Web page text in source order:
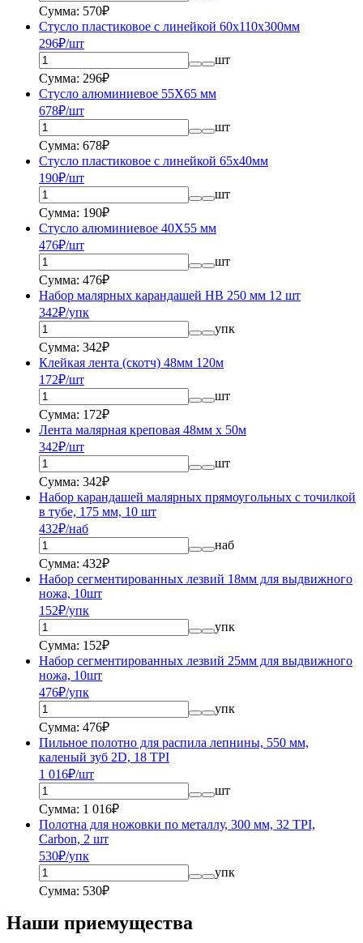
Сумма: 570₽
Стусло пластиковое с линейкой 60х110х300мм
296₽/шт
шт
Сумма: 296₽
Стусло алюминиевое 55Х65 мм
678₽/шт
шт
Сумма: 678₽
Стусло пластиковое с линейкой 65x40мм
190₽/шт
шт
Сумма: 190₽
Стусло алюминиевое 40Х55 мм
476₽/шт
шт
Сумма: 476₽
Набор малярных карандашей HB 250 мм 12 шт
342₽/упк
упк
Сумма: 342₽
Клейкая лента (скотч) 48мм 120м
172₽/шт
шт
Сумма: 172₽
Лента малярная креповая 48мм x 50м
342₽/шт
шт
Сумма: 342₽
Набор карандашей малярных прямоугольных с точилкой
в тубе, 175 мм, 10 шт
432₽/наб
наб
Сумма: 432₽
Набор сегментированных лезвий 18мм для выдвижного
ножа, 10шт
152₽/упк
упк
Сумма: 152₽
Набор сегментированных лезвий 25мм для выдвижного
ножа, 10шт
476₽/упк
упк
Сумма: 476₽
Пильное полотно для распила лепнины, 550 мм,
каленый зуб 2D, 18 TPI
1 016₽/шт
шт
Сумма: 1 016₽
Полотна для ножовки по металлу, 300 мм, 32 TPI,
Carbon, 2 шт
530₽/упк
упк
Сумма: 530₽
Наши приемущества